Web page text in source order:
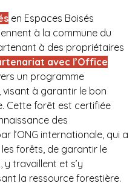
en Espaces Boisés
à la commune du
à des propriétaires
avec l’Office
un programme
visant à garantir le bon
Cette forêt est certifiée
des
l’ONG internationale, qui a
forêts, de garantir le
travaillent et s’y
la ressource forestière.